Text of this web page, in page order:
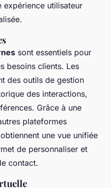
expérience utilisateur
sont essentiels pour
besoins clients. Les
des outils de gestion
des interactions,
Grâce à une
plateformes
une vue unifiée
de personnaliser et
contact.